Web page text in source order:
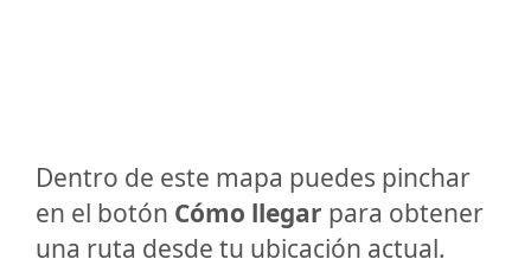
Dentro de este mapa puedes pinchar
en el botón Cómo llegar para obtener
una ruta desde tu ubicación actual.